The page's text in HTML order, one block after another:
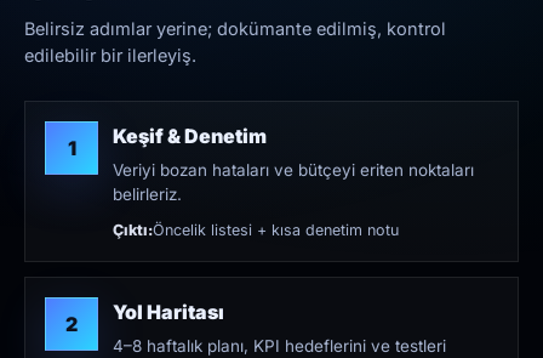
Belirsiz adımlar yerine; dokümante edilmiş, kontrol
edilebilir bir ilerleyiş.
1 Keşif & Denetim
Veriyi bozan hataları ve bütçeyi eriten noktaları
belirleriz.
Çıktı:Öncelik listesi + kısa denetim notu
2 Yol Haritası
4–8 haftalık planı, KPI hedeflerini ve testleri